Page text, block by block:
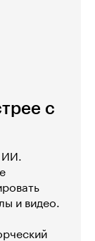
с
ИИ.
и видео.